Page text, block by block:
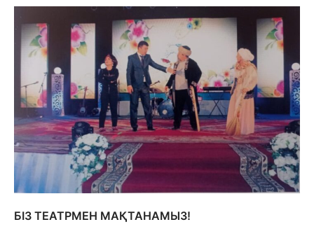
БІЗ ТЕАТРМЕН МАҚТАНАМЫЗ!